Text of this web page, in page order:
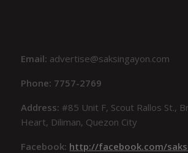
Email: advertise@saksingayon.com
Phone: 7757-2769
Address:#85 Unit F, Scout Rallos St.,
Heart, Diliman, Quezon City
Facebook: http://facebook.com/